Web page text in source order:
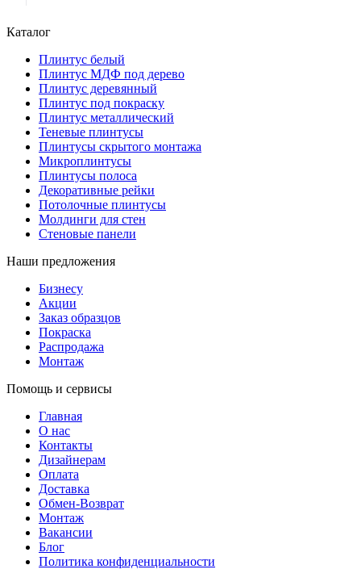
Каталог
Плинтус белый
Плинтус МДФ под дерево
Плинтус деревянный
Плинтус под покраску
Плинтус металлический
Теневые плинтусы
Плинтусы скрытого монтажа
Микроплинтусы
Плинтусы полоса
Декоративные рейки
Потолочные плинтусы
Молдинги для стен
Стеновые панели
Наши предложения
Бизнесу
Акции
Заказ образцов
Покраска
Распродажа
Монтаж
Помощь и сервисы
Главная
О нас
Контакты
Дизайнерам
Оплата
Доставка
Обмен-Возврат
Монтаж
Вакансии
Блог
Политика конфиденциальности